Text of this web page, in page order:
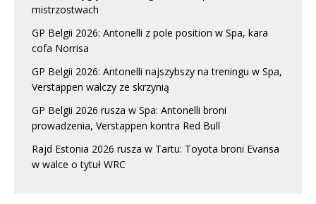
mistrzostwach
GP Belgii 2026: Antonelli z pole position w Spa, kara
cofa Norrisa
GP Belgii 2026: Antonelli najszybszy na treningu w Spa,
Verstappen walczy ze skrzynią
GP Belgii 2026 rusza w Spa: Antonelli broni
prowadzenia, Verstappen kontra Red Bull
Rajd Estonia 2026 rusza w Tartu: Toyota broni Evansa
w walce o tytuł WRC